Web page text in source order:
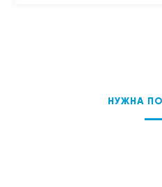
НУЖНА